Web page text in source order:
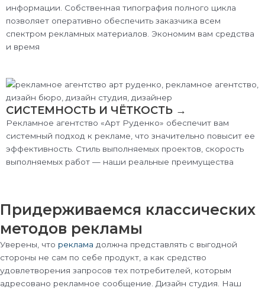
информации. Собственная типография полного цикла
позволяет оперативно обеспечить заказчика всем
спектром рекламных материалов. Экономим вам средства
и время
СИСТЕМНОСТЬ И ЧЁТКОСТЬ →
Рекламное агентство «Арт Руденко» обеспечит вам
системный подход к рекламе, что значительно повысит ее
эффективность. Стиль выполняемых проектов, скорость
выполняемых работ — наши реальные преимущества
Придерживаемся классических
методов рекламы
Уверены, что реклама должна представлять с выгодной
стороны не сам по себе продукт, а как средство
удовлетворения запросов тех потребителей, которым
адресовано рекламное сообщение. Дизайн студия. Наш